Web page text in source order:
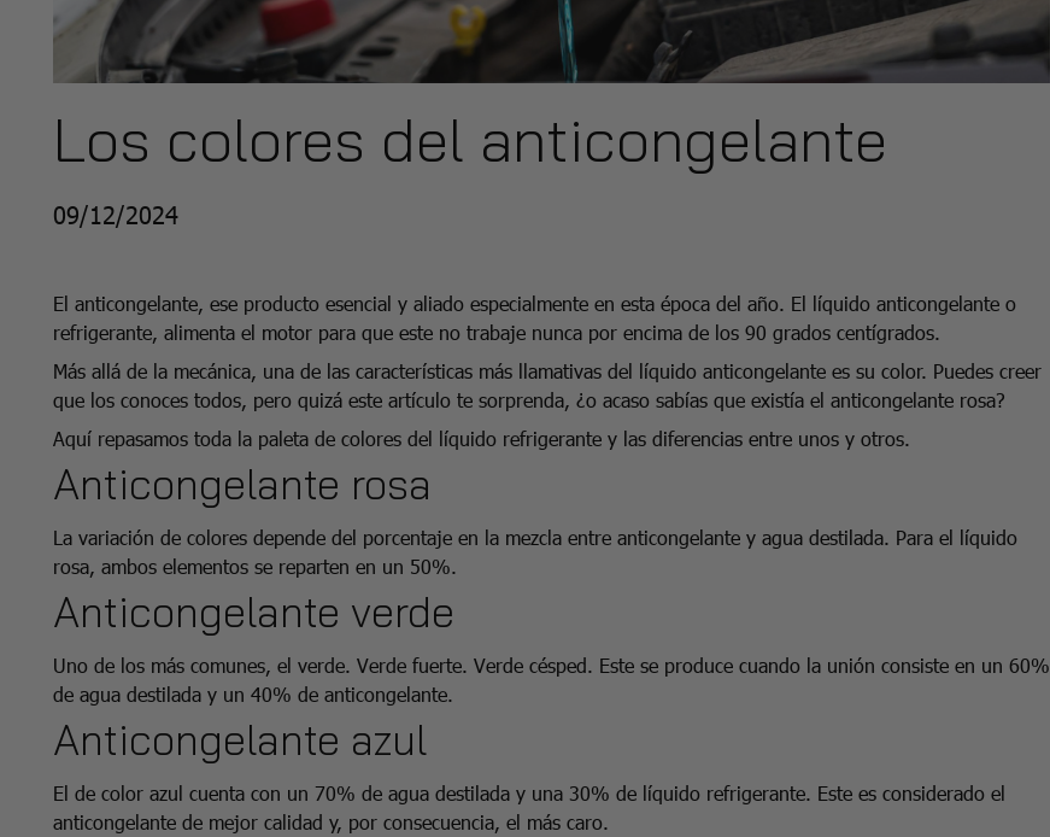
Los colores del anticongelante
09/12/2024
El anticongelante, ese producto esencial y aliado especialmente en esta época del año. El líquido anticongelante o
refrigerante, alimenta el motor para que este no trabaje nunca por encima de los 90 grados centígrados.
Más allá de la mecánica, una de las características más llamativas del líquido anticongelante es su color. Puedes creer
que los conoces todos, pero quizá este artículo te sorprenda, ¿o acaso sabías que existía el anticongelante rosa?
Aquí repasamos toda la paleta de colores del líquido refrigerante y las diferencias entre unos y otros.
Anticongelante rosa
La variación de colores depende del porcentaje en la mezcla entre anticongelante y agua destilada. Para el líquido
rosa, ambos elementos se reparten en un 50%.
Anticongelante verde
Uno de los más comunes, el verde. Verde fuerte. Verde césped. Este se produce cuando la unión consiste en un 60%
de agua destilada y un 40% de anticongelante.
Anticongelante azul
El de color azul cuenta con un 70% de agua destilada y una 30% de líquido refrigerante. Este es considerado el
anticongelante de mejor calidad y, por consecuencia, el más caro.